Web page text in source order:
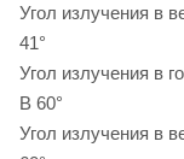
Угол излучения в
41°
Угол излучения в
В 60°
Угол излучения в